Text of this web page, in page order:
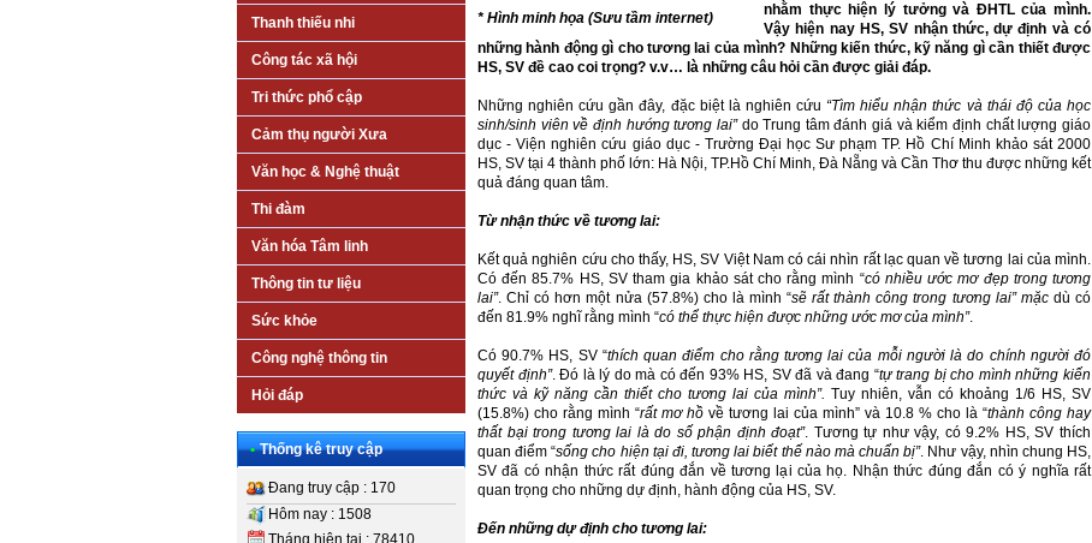
Thanh thiếu nhi
Công tác xã hội
Tri thức phổ cập
Cảm thụ người Xưa
Văn học & Nghệ thuật
Thi đàm
Văn hóa Tâm linh
Thông tin tư liệu
Sức khỏe
Công nghệ thông tin
Hỏi đáp
• Thống kê truy cập
Đang truy cập : 170
Hôm nay : 1508
Tháng hiện tại : 78410
* Hình minh họa (Sưu tầm internet)
nhằm thực hiện lý tưởng và ĐHTL của mình.
Vậy hiện nay HS, SV nhận thức, dự định và có
những hành động gì cho tương lai của mình? Những kiến thức, kỹ năng gì cần thiết được
HS, SV đề cao coi trọng? v.v… là những câu hỏi cần được giải đáp.
Những nghiên cứu gần đây, đặc biệt là nghiên cứu “Tìm hiểu nhận thức và thái độ của học
sinh/sinh viên về định hướng tương lai” do Trung tâm đánh giá và kiểm định chất lượng giáo
dục - Viện nghiên cứu giáo dục - Trường Đại học Sư phạm TP. Hồ Chí Minh khảo sát 2000
HS, SV tại 4 thành phố lớn: Hà Nội, TP.Hồ Chí Minh, Đà Nẵng và Cần Thơ thu được những kết
quả đáng quan tâm.
Từ nhận thức về tương lai:
Kết quả nghiên cứu cho thấy, HS, SV Việt Nam có cái nhìn rất lạc quan về tương lai của mình.
Có đến 85.7% HS, SV tham gia khảo sát cho rằng mình “có nhiều ước mơ đẹp trong tương
lai”. Chỉ có hơn một nửa (57.8%) cho là mình “sẽ rất thành công trong tương lai” mặc dù có
đến 81.9% nghĩ rằng mình “có thể thực hiện được những ước mơ của mình”.
Có 90.7% HS, SV “thích quan điểm cho rằng tương lai của mỗi người là do chính người đó
quyết định”. Đó là lý do mà có đến 93% HS, SV đã và đang “tự trang bị cho mình những kiến
thức và kỹ năng cần thiết cho tương lai của mình”. Tuy nhiên, vẫn có khoảng 1/6 HS, SV
(15.8%) cho rằng mình “rất mơ hồ về tương lai của mình” và 10.8 % cho là “thành công hay
thất bại trong tương lai là do số phận định đoạt”. Tương tự như vậy, có 9.2% HS, SV thích
quan điểm “sống cho hiện tại đi, tương lai biết thế nào mà chuẩn bị”. Như vậy, nhìn chung HS,
SV đã có nhận thức rất đúng đắn về tương lại của họ. Nhận thức đúng đắn có ý nghĩa rất
quan trọng cho những dự định, hành động của HS, SV.
Đến những dự định cho tương lai: